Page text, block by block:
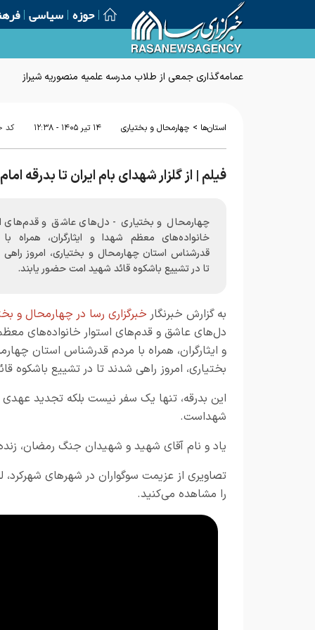
حوزه سیاسی
عمامه‌گذاری جمعی از طلاب مدرسه علمیه منصوریه شیراز
استان‌ها > چهارمحال و بختیاری ۱۴ تير ۱۴۰۵ - ۱۲:۳۸ کد
فیلم | از گلزار شهدای بام ایران تا بدرقه
چهارمحال و بختیاری - دل‌های عاشق و قدم‌های
خانواده‌های معظم شهدا و ایثارگران، همراه
قدرشناس استان چهارمحال و بختیاری، امروز
تا در تشییع باشکوه قائد شهید امت حضور یابند.
به گزارش خبرنگار خبرگزاری رسا در چهارمحال و
دل‌های عاشق و قدم‌های استوار خانواده‌های
و ایثارگران، همراه با مردم قدرشناس استان
بختیاری، امروز راهی شدند تا در تشییع باشکوه
این بدرقه، تنها یک سفر نیست بلکه تجدید عهدی
شهداست.
یاد و نام آقای شهید و شهیدان جنگ رمضان،
تصاویری از عزیمت سوگواران در شهرهای
را مشاهده می‌کنید.